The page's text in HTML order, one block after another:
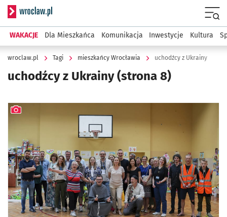
Serwis informacyjny wroclaw.pl
WAKACJE Dla Mieszkańca Komunikacja Inwestycje Kultura
wroclaw.pl Tagi mieszkańcy Wrocławia uchodźcy z Ukrainy
uchodźcy z Ukrainy(strona 8)